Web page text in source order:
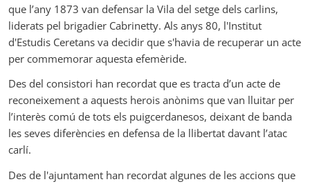
n
g
u
c
r
n
que l’any 1873 van defensar la Vila del setge dels carlins,
liderats pel brigadier Cabrinetty. Als anys 80, l'Institut
d'Estudis Ceretans va decidir que s'havia de recuperar un acte
per commemorar aquesta efemèride.
Des del consistori han recordat que es tracta d’un acte de
reconeixement a aquests herois anònims que van lluitar per
l’interès comú de tots els puigcerdanesos, deixant de banda
les seves diferències en defensa de la llibertat davant l’atac
carlí.
Des de l'ajuntament han recordat algunes de les accions que